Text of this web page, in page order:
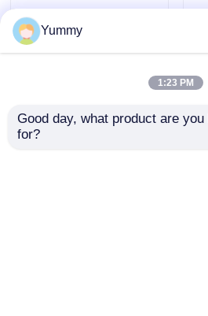
Yummy
1:23 PM
Good day, what product are you
for?